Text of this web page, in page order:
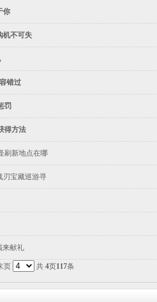
你
机不可失
错过
罚
得方法
刷新地点在哪
刃宝藏巡游寻
来献礼
页 共 4页117条